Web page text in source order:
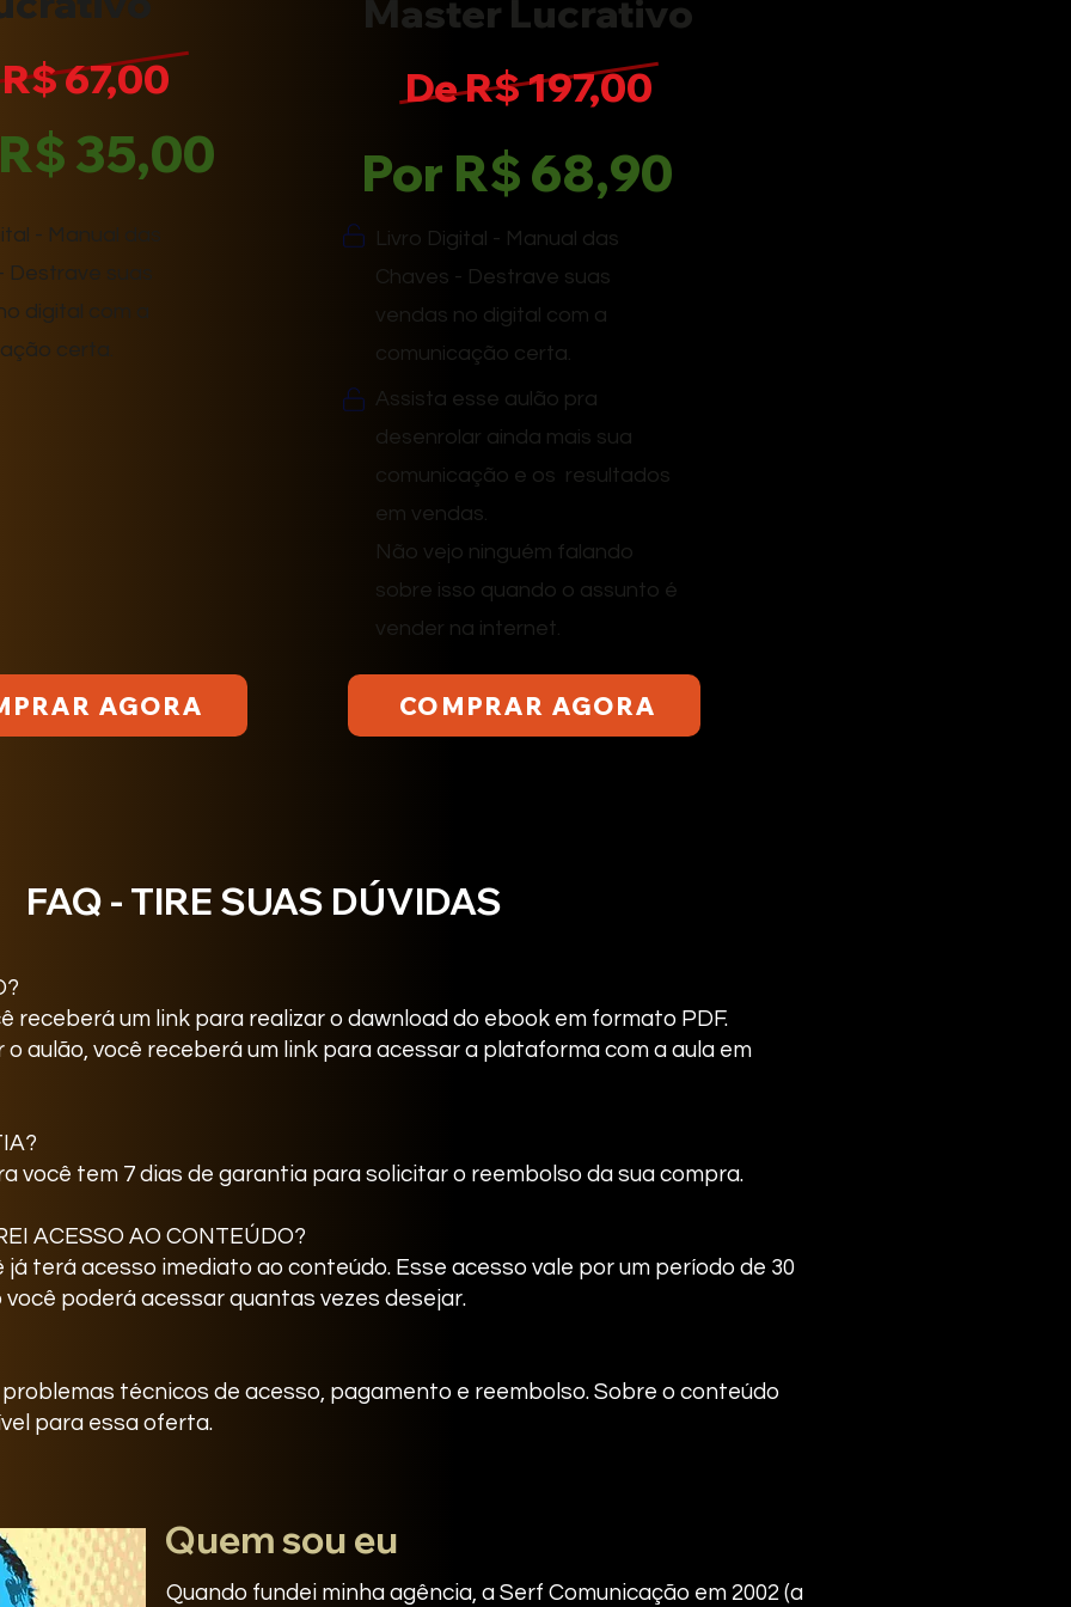
67,00
35,00
- Manual das
Destrave suas
digital com a
certa.
AGORA
Master Lucrativo
De R$ 197,00
Por R$ 68,90
Livro Digital - Manual das
Chaves - Destrave suas
vendas no digital com a
comunicação certa.
Assista esse aulão pra
desenrolar ainda mais sua
comunicação e os resultados
em vendas.
Não vejo ninguém falando
sobre isso quando o assunto é
vender na internet.
COMPRAR AGORA
FAQ - TIRE SUAS DÚVIDAS
receberá um link para realizar o dawnload do ebook em formato PDF.
aulão, você receberá um link para acessar a plataforma com a aula em
você tem 7 dias de garantia para solicitar o reembolso da sua compra.
ACESSO AO CONTEÚDO?
já terá acesso imediato ao conteúdo. Esse acesso vale por um período de 30
poderá acessar quantas vezes desejar.
técnicos de acesso, pagamento e reembolso. Sobre o conteúdo
para essa oferta.
Quem sou eu
Quando fundei minha agência, a Serf Comunicação em 2002 (a